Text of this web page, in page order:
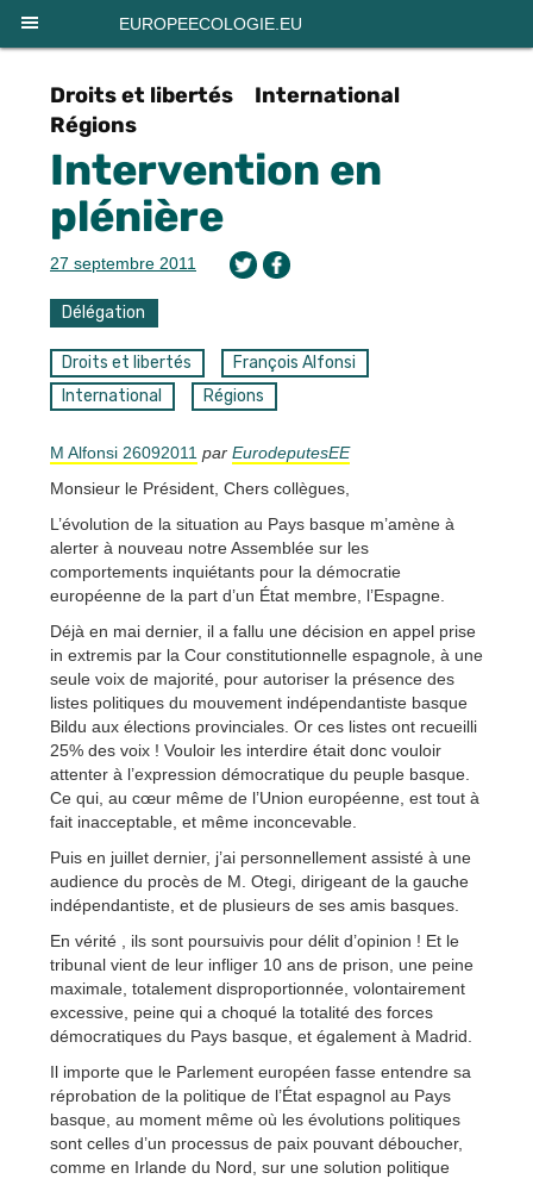
EUROPEECOLOGIE.EU
Droits et libertés
International
Régions
Intervention en
plénière
27 septembre 2011
Délégation
Droits et libertés
François Alfonsi
International
Régions
M Alfonsi 26092011 par EurodeputesEE
Monsieur le Président, Chers collègues,
L’évolution de la situation au Pays basque m’amène à
alerter à nouveau notre Assemblée sur les
comportements inquiétants pour la démocratie
européenne de la part d’un État membre, l’Espagne.
Déjà en mai dernier, il a fallu une décision en appel prise
in extremis par la Cour constitutionnelle espagnole, à une
seule voix de majorité, pour autoriser la présence des
listes politiques du mouvement indépendantiste basque
Bildu aux élections provinciales. Or ces listes ont recueilli
25% des voix ! Vouloir les interdire était donc vouloir
attenter à l’expression démocratique du peuple basque.
Ce qui, au cœur même de l’Union européenne, est tout à
fait inacceptable, et même inconcevable.
Puis en juillet dernier, j’ai personnellement assisté à une
audience du procès de M. Otegi, dirigeant de la gauche
indépendantiste, et de plusieurs de ses amis basques.
En vérité , ils sont poursuivis pour délit d’opinion ! Et le
tribunal vient de leur infliger 10 ans de prison, une peine
maximale, totalement disproportionnée, volontairement
excessive, peine qui a choqué la totalité des forces
démocratiques du Pays basque, et également à Madrid.
Il importe que le Parlement européen fasse entendre sa
réprobation de la politique de l’État espagnol au Pays
basque, au moment même où les évolutions politiques
sont celles d’un processus de paix pouvant déboucher,
comme en Irlande du Nord, sur une solution politique